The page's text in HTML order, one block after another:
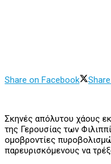
Share on Facebook
Σκηνές απόλυτου χάους
της Γερουσίας των
ομοβροντίες
παρευρισκόμενους να